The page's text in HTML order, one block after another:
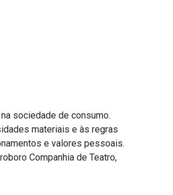
sociedade de consumo.
materiais e às regras
e valores pessoais.
Companhia de Teatro,